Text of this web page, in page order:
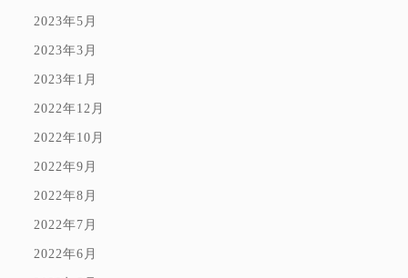
2023年5月
2023年3月
2023年1月
2022年12月
2022年10月
2022年9月
2022年8月
2022年7月
2022年6月